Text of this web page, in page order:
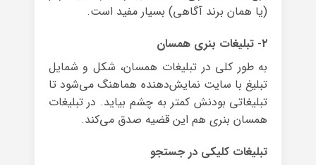
(یا همان برند آگاهی) بسیار مفید است.
۲- تبلیغات بنری همسان
به طور کلی در تبلیغات همسان، شکل و شمایل
تبلیغ با سایت نمایش‌دهنده هماهنگ می‌شود تا
تبلیغاتی بودنش کمتر به چشم بیاید. در تبلیغات
همسان بنری هم این قضیه صدق می‌کند.
تبلیغات کلیکی در جستجو